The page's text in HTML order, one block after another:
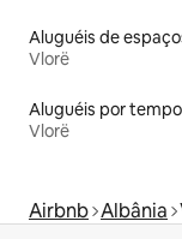
Vlorë
Vlorë
Airbnb Albânia